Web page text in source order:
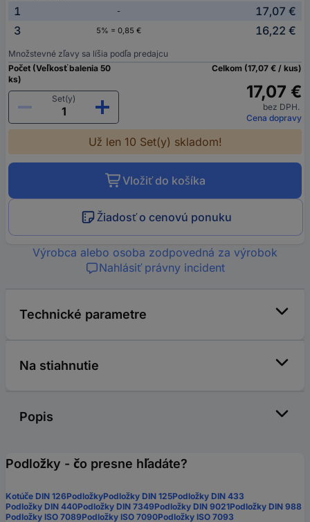
1 -
17,07 €
3
5% = 0,85 € 16,22 €
Množstevné zľavy sa líšia podľa predajcu
Počet (Veľkosť balenia 50
ks)
Set(y)
Celkom (17,07 € / kus)
17,07 €
bez DPH.
Cena dopravy
Už len 10 Set(y) skladom!
Vložiť do košíka
Žiadosť o cenovú ponuku
Výrobca alebo osoba zodpovedná za výrobok
Nahlásiť právny incident
Technické parametre
Na stiahnutie
Popis
Podložky - čo presne hľadáte?
Kotúče DIN 126PodložkyPodložky DIN 125Podložky DIN 433
Podložky DIN 440Podložky DIN 7349Podložky DIN 9021Podložky DIN 988
Podložky ISO 7089Podložky ISO 7090Podložky ISO 7093